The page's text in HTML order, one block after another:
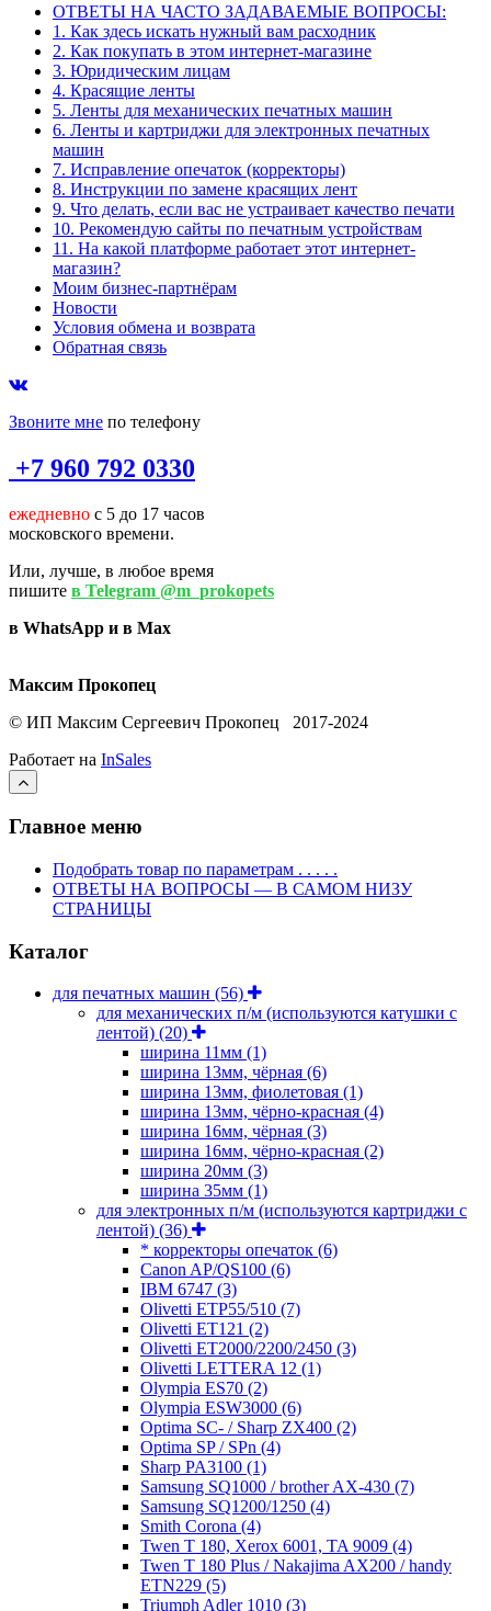
ОТВЕТЫ НА ЧАСТО ЗАДАВАЕМЫЕ ВОПРОСЫ:
1. Как здесь искать нужный вам расходник
2. Как покупать в этом интернет-магазине
3. Юридическим лицам
4. Красящие ленты
5. Ленты для механических печатных машин
6. Ленты и картриджи для электронных печатных
машин
7. Исправление опечаток (корректоры)
8. Инструкции по замене красящих лент
9. Что делать, если вас не устраивает качество печати
10. Рекомендую сайты по печатным устройствам
11. На какой платформе работает этот интернет-
магазин?
Моим бизнес-партнёрам
Новости
Условия обмена и возврата
Обратная связь
Звоните мне по телефону
+7 960 792 0330
ежедневно с 5 до 17 часов
московского времени.
Или, лучше, в любое время
пишите в Telegram @m_prokopets
в WhatsApp и в Max
Максим Прокопец
© ИП Максим Сергеевич Прокопец 2017-2024
Работает на InSales
Главное меню
Подобрать товар по параметрам . . . . .
ОТВЕТЫ НА ВОПРОСЫ — В САМОМ НИЗУ
СТРАНИЦЫ
Каталог
для печатных машин (56)
для механических п/м (используются катушки с
лентой) (20)
ширина 11мм (1)
ширина 13мм, чёрная (6)
ширина 13мм, фиолетовая (1)
ширина 13мм, чёрно-красная (4)
ширина 16мм, чёрная (3)
ширина 16мм, чёрно-красная (2)
ширина 20мм (3)
ширина 35мм (1)
для электронных п/м (используются картриджи с
лентой) (36)
* корректоры опечаток (6)
Canon AP/QS100 (6)
IBM 6747 (3)
Olivetti ETP55/510 (7)
Olivetti ET121 (2)
Olivetti ET2000/2200/2450 (3)
Olivetti LETTERA 12 (1)
Olympia ES70 (2)
Olympia ESW3000 (6)
Optima SC- / Sharp ZX400 (2)
Optima SP / SPn (4)
Sharp PA3100 (1)
Samsung SQ1000 / brother AX-430 (7)
Samsung SQ1200/1250 (4)
Smith Corona (4)
Twen T 180, Xerox 6001, TA 9009 (4)
Twen T 180 Plus / Nakajima AX200 / handy
ETN229 (5)
Triumph Adler 1010 (3)